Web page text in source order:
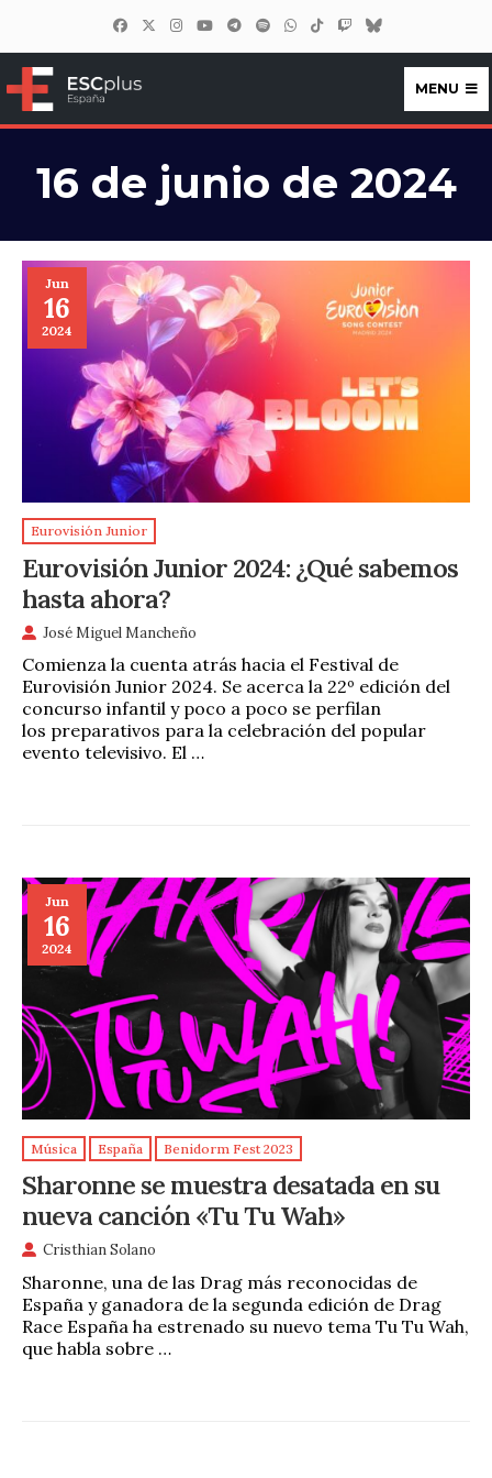
ESCplus España
MENU
16 de junio de 2024
Jun
16
2024
Eurovisión Junior
Eurovisión Junior 2024: ¿Qué sabemos
hasta ahora?
José Miguel Mancheño
Comienza la cuenta atrás hacia el Festival de
Eurovisión Junior 2024. Se acerca la 22º edición del
concurso infantil y poco a poco se perfilan
los preparativos para la celebración del popular
evento televisivo. El …
Jun
16
2024
Música España Benidorm Fest 2023
Sharonne se muestra desatada en su
nueva canción «Tu Tu Wah»
Cristhian Solano
Sharonne, una de las Drag más reconocidas de
España y ganadora de la segunda edición de Drag
Race España ha estrenado su nuevo tema Tu Tu Wah,
que habla sobre …